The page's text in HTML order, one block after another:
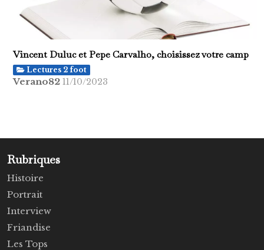
Vincent Duluc et Pepe Carvalho, choisissez votre camp
Lectures 2 foot
Verano82 11/10/2023
Rubriques
Histoire
Portrait
Interview
Friandise
Les Tops